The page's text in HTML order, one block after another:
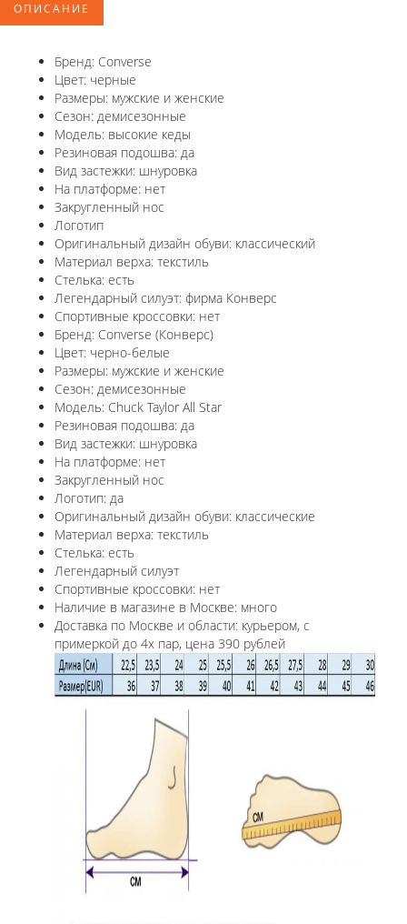
ОПИСАНИЕ
Бренд: Converse
Цвет: черные
Размеры: мужские и женские
Сезон: демисезонные
Модель: высокие кеды
Резиновая подошва: да
Вид застежки: шнуровка
На платформе: нет
Закругленный нос
Логотип
Оригинальный дизайн обуви: классический
Материал верха: текстиль
Стелька: есть
Легендарный силуэт: фирма Конверс
Спортивные кроссовки: нет
Бренд: Converse (Конверс)
Цвет: черно-белые
Размеры: мужские и женские
Сезон: демисезонные
Модель: Chuck Taylor All Star
Резиновая подошва: да
Вид застежки: шнуровка
На платформе: нет
Закругленный нос
Логотип: да
Оригинальный дизайн обуви: классические
Материал верха: текстиль
Стелька: есть
Легендарный силуэт
Спортивные кроссовки: нет
Наличие в магазине в Москве: много
Доставка по Москве и области: курьером, с
примеркой до 4х пар, цена 390 рублей